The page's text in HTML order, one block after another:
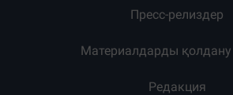
Пресс-релиздер
Материалдарды қолдану
Редакция